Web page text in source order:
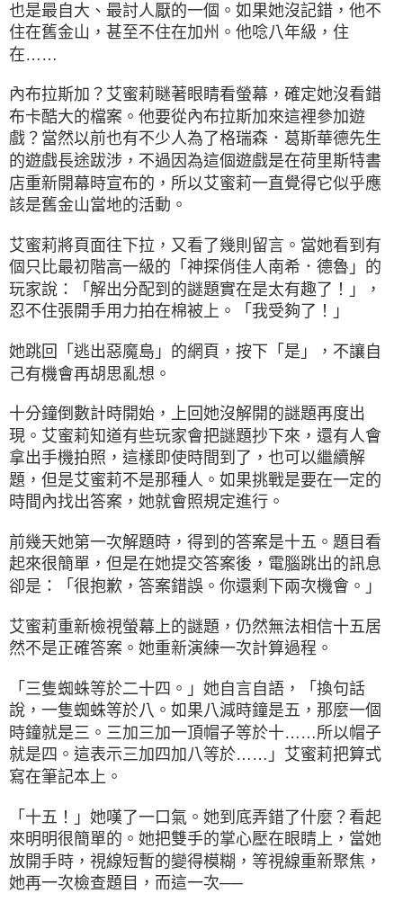
也是最自大、最討人厭的一個。如果她沒記錯，他不
住在舊金山，甚至不住在加州。他唸八年級，住
在……
內布拉斯加？艾蜜莉瞇著眼睛看螢幕，確定她沒看錯
布卡酷大的檔案。他要從內布拉斯加來這裡參加遊
戲？當然以前也有不少人為了格瑞森．葛斯華德先生
的遊戲長途跋涉，不過因為這個遊戲是在荷里斯特書
店重新開幕時宣布的，所以艾蜜莉一直覺得它似乎應
該是舊金山當地的活動。
艾蜜莉將頁面往下拉，又看了幾則留言。當她看到有
個只比最初階高一級的「神探俏佳人南希．德魯」的
玩家說：「解出分配到的謎題實在是太有趣了！」，
忍不住張開手用力拍在棉被上。「我受夠了！」
她跳回「逃出惡魔島」的網頁，按下「是」，不讓自
己有機會再胡思亂想。
十分鐘倒數計時開始，上回她沒解開的謎題再度出
現。艾蜜莉知道有些玩家會把謎題抄下來，還有人會
拿出手機拍照，這樣即使時間到了，也可以繼續解
題，但是艾蜜莉不是那種人。如果挑戰是要在一定的
時間內找出答案，她就會照規定進行。
前幾天她第一次解題時，得到的答案是十五。題目看
起來很簡單，但是在她提交答案後，電腦跳出的訊息
卻是：「很抱歉，答案錯誤。你還剩下兩次機會。」
艾蜜莉重新檢視螢幕上的謎題，仍然無法相信十五居
然不是正確答案。她重新演練一次計算過程。
「三隻蜘蛛等於二十四。」她自言自語，「換句話
說，一隻蜘蛛等於八。如果八減時鐘是五，那麼一個
時鐘就是三。三加三加一頂帽子等於十……所以帽子
就是四。這表示三加四加八等於……」艾蜜莉把算式
寫在筆記本上。
「十五！」她嘆了一口氣。她到底弄錯了什麼？看起
來明明很簡單的。她把雙手的掌心壓在眼睛上，當她
放開手時，視線短暫的變得模糊，等視線重新聚焦，
她再一次檢查題目，而這一次──